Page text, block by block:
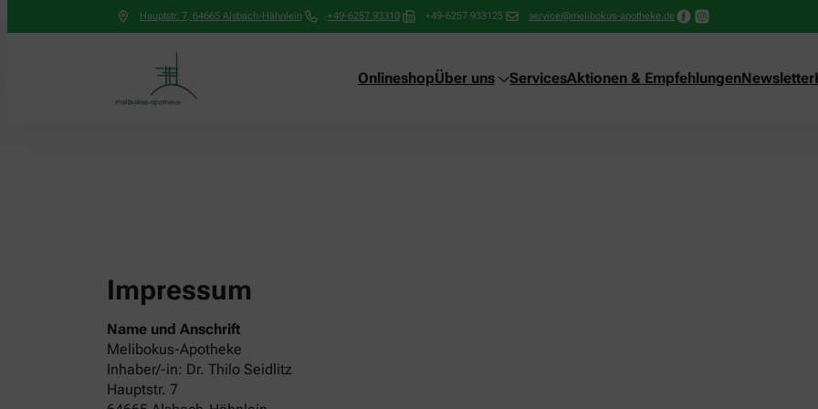
Hauptstr. 7, 64665 Alsbach-Hähnlein +49-6257 93310 +49-6257 933125 service@melibokus-apotheke.de
OnlineshopÜber uns ServicesAktionen & EmpfehlungenNewsletter
Impressum
Name und Anschrift
Melibokus-Apotheke
Inhaber/-in: Dr. Thilo Seidlitz
Hauptstr. 7